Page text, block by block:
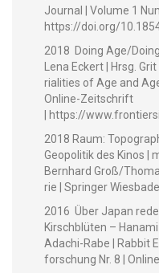
Jour­nal | Vol­ume 1
https://doi.org/
2018 Doing Age/
Lena Eck­ert | Hrsg.
ri­al­i­ties of Age and
Online-Zeitschrift
| https://
2018 Raum:
Geopoli­tik des Kinos |
Bern­hard Groß/
rie | Springer
2016 Über Japan
Kirschblüten –
Adachi-Rabe | Rab­bit
forschung Nr. 8 |